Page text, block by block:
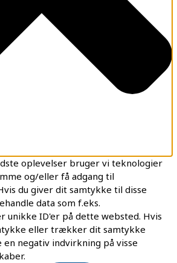
oplevelser bruger vi teknologier
og/eller få adgang til
du giver dit samtykke til disse
data som f.eks.
unikke ID'er på dette websted. Hvis
eller trækker dit samtykke
negativ indvirkning på visse